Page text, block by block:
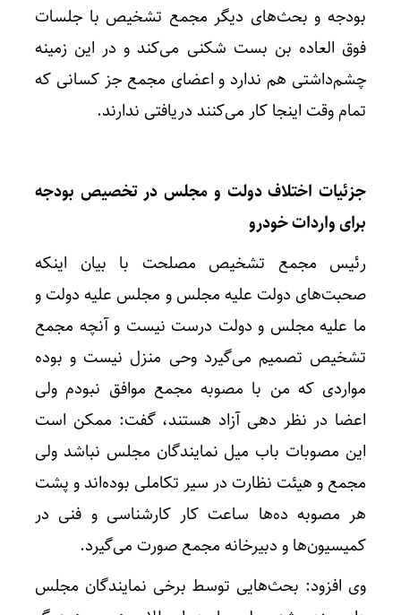
بودجه و بحث‌های دیگر مجمع تشخیص با جلسات
فوق العاده بن بست شکنی می‌کند و در این زمینه
چشم‌داشتی هم ندارد و اعضای مجمع جز کسانی که
تمام وقت اینجا کار می‌کنند دریافتی ندارند.
جزئیات اختلاف دولت و مجلس در تخصیص بودجه
برای واردات خودرو
رئیس مجمع تشخیص مصلحت با بیان اینکه
صحبت‌های دولت علیه مجلس و مجلس علیه دولت و
ما علیه مجلس و دولت درست نیست و آنچه مجمع
تشخیص تصمیم می‌گیرد وحی منزل نیست و بوده
مواردی که من با مصوبه مجمع موافق نبودم ولی
اعضا در نظر دهی آزاد هستند، گفت: ممکن است
این مصوبات باب میل نمایندگان مجلس نباشد ولی
مجمع و هیئت نظارت در سیر تکاملی بوده‌اند و پشت
هر مصوبه ده‌ها ساعت کار کارشناسی و فنی در
کمیسیون‌ها و دبیرخانه مجمع صورت می‌گیرد.
وی افزود: بحث‌هایی توسط برخی نمایندگان مجلس